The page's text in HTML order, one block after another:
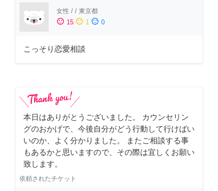
女性 / / 東京都
sentiment_satisfied 15 sentiment_neutral 1 sentiment_dissatisfied 0
こっそり恋愛相談
本日はありがとうございました。 カウンセリン
グのおかげで、今後自分がどう行動して行けばい
いのか、よく分かりました。 またご相談する事
もあるかと思いますので、その際は宜しくお願い
致します。
依頼されたチケット